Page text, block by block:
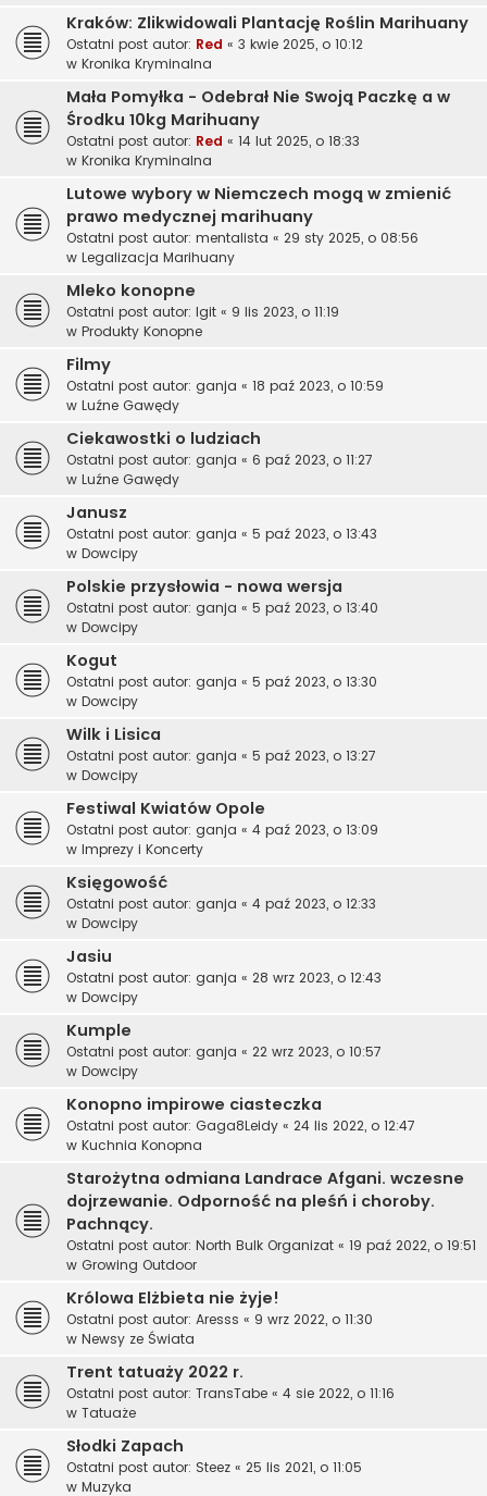
Kraków: Zlikwidowali Plantację Roślin Marihuany
Ostatni post autor: Red « 3 kwie 2025, o 10:12
w Kronika Kryminalna
Mała Pomyłka - Odebrał Nie Swoją Paczkę a w
Środku 10kg Marihuany
Ostatni post autor: Red « 14 lut 2025, o 18:33
w Kronika Kryminalna
Lutowe wybory w Niemczech mogą w zmienić
prawo medycznej marihuany
Ostatni post autor: mentalista « 29 sty 2025, o 08:56
w Legalizacja Marihuany
Mleko konopne
Ostatni post autor: Igit « 9 lis 2023, o 11:19
w Produkty Konopne
Filmy
Ostatni post autor: ganja « 18 paź 2023, o 10:59
w Luźne Gawędy
Ciekawostki o ludziach
Ostatni post autor: ganja « 6 paź 2023, o 11:27
w Luźne Gawędy
Janusz
Ostatni post autor: ganja « 5 paź 2023, o 13:43
w Dowcipy
Polskie przysłowia - nowa wersja
Ostatni post autor: ganja « 5 paź 2023, o 13:40
w Dowcipy
Kogut
Ostatni post autor: ganja « 5 paź 2023, o 13:30
w Dowcipy
Wilk i Lisica
Ostatni post autor: ganja « 5 paź 2023, o 13:27
w Dowcipy
Festiwal Kwiatów Opole
Ostatni post autor: ganja « 4 paź 2023, o 13:09
w Imprezy i Koncerty
Księgowość
Ostatni post autor: ganja « 4 paź 2023, o 12:33
w Dowcipy
Jasiu
Ostatni post autor: ganja « 28 wrz 2023, o 12:43
w Dowcipy
Kumple
Ostatni post autor: ganja « 22 wrz 2023, o 10:57
w Dowcipy
Konopno impirowe ciasteczka
Ostatni post autor: Gaga8Leidy « 24 lis 2022, o 12:47
w Kuchnia Konopna
Starożytna odmiana Landrace Afgani. wczesne
dojrzewanie. Odporność na pleśń i choroby.
Pachnący.
Ostatni post autor: North Bulk Organizat « 19 paź 2022, o 19:51
w Growing Outdoor
Królowa Elżbieta nie żyje!
Ostatni post autor: Aresss « 9 wrz 2022, o 11:30
w Newsy ze Świata
Trent tatuaży 2022 r.
Ostatni post autor: TransTabe « 4 sie 2022, o 11:16
w Tatuaże
Słodki Zapach
Ostatni post autor: Steez « 25 lis 2021, o 11:05
w Muzyka